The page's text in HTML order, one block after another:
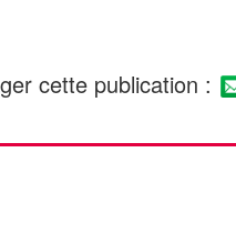
cette publication :